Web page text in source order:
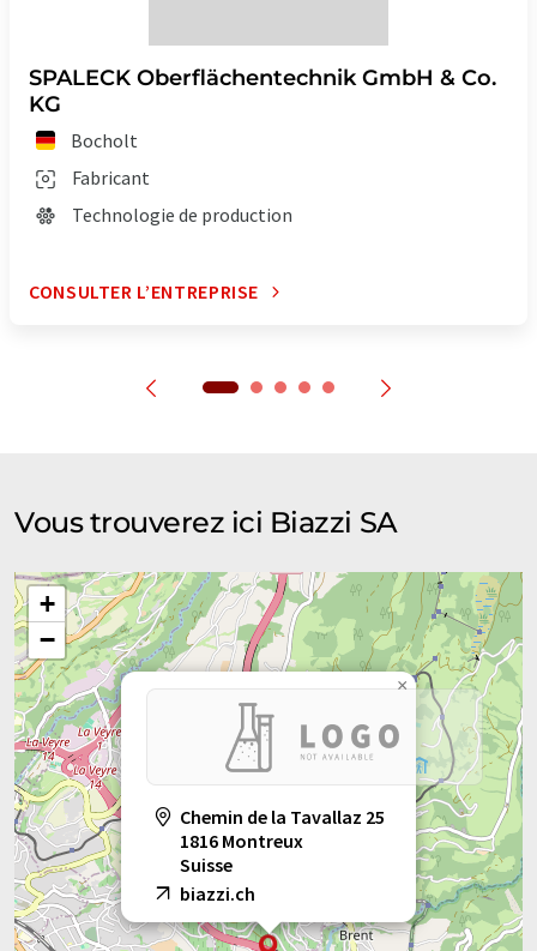
SPALECK Oberflächentechnik GmbH & Co.
KG
Bocholt
Fabricant
Technologie de production
CONSULTER L’ENTREPRISE
Vous trouverez ici Biazzi SA
Chemin de la Tavallaz 25
1816 Montreux
Suisse
biazzi.ch
×
+
−